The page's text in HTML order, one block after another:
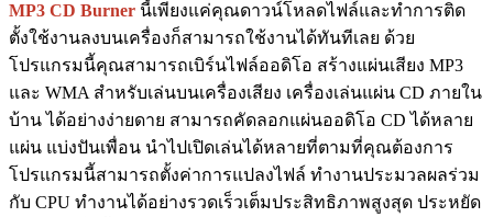
MP3 CD Burner นี้เพียงแค่คุณดาวน์โหลดไฟล์และทำการติด
ตั้งใช้งานลงบนเครื่องก็สามารถใช้งานได้ทันทีเลย ด้วย
โปรแกรมนี้คุณสามารถเบิร์นไฟล์ออดิโอ สร้างแผ่นเสียง MP3
และ WMA สำหรับเล่นบนเครื่องเสียง เครื่องเล่นแผ่น CD ภายใน
บ้าน ได้อย่างง่ายดาย สามารถคัดลอกแผ่นออดิโอ CD ได้หลาย
แผ่น แบ่งปันเพื่อน นำไปเปิดเล่นได้หลายที่ตามที่คุณต้องการ
โปรแกรมนี้สามารถตั้งค่าการแปลงไฟล์ ทำงานประมวลผลร่วม
กับ CPU ทำงานได้อย่างรวดเร็วเต็มประสิทธิภาพสูงสุด ประหยัด